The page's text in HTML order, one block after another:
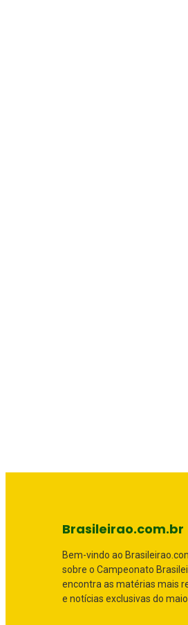
Brasileirao.com.br
Bem-vindo ao
sobre o Campeonato
encontra as matérias mais
e notícias exclusivas do